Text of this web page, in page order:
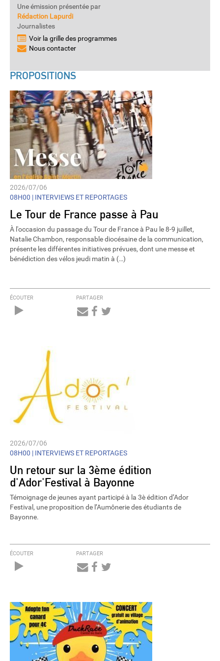
Une émission présentée par
Rédaction Lapurdi
Journalistes
Voir la grille des programmes
Nous contacter
PROPOSITIONS
2026/07/06
08H00 | INTERVIEWS ET REPORTAGES
Le Tour de France passe à Pau
À l'occasion du passage du Tour de France à Pau le 8-9 juillet,
Natalie Chambon, responsable diocésaine de la communication,
présente les différentes initiatives prévues, dont une messe et
bénédiction des vélos jeudi matin à (…)
ÉCOUTER PARTAGER
2026/07/06
08H00 | INTERVIEWS ET REPORTAGES
Un retour sur la 3ème édition
d'Ador'Festival à Bayonne
Témoignage de jeunes ayant participé à la 3è édition d’Ador
Festival, une proposition de l’Aumônerie des étudiants de
Bayonne.
ÉCOUTER PARTAGER